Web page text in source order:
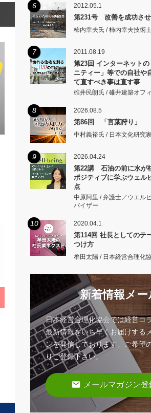
6 2012.05.1
第231号 改善を成功さ
柿内幸夫氏 / 柿内幸夫技術
7 2011.08.19
第23回 インターネット
ニティー」等での自社や
て直すべき事は直す事
碓井民朗氏 / 碓井建築オフ
8 2026.08.5
第86回 「言葉狩り」
中村義裕氏 / 日本文化研究
9 2026.04.24
第22講 石油の前に水が
ポジティブに学ぶウェル
点
中原阿里 / 弁護士／ウエル
バイザー
10 2020.04.1
第114回 社長としてのテ
つけ方
牟田太陽 / 日本経営合理化
新着情報メー
日本経営合理化協会では経営コ
最新情報をいち早くお届けする
ンを発信しております。ご希望
りご登録下さい。
email メールマガジン登